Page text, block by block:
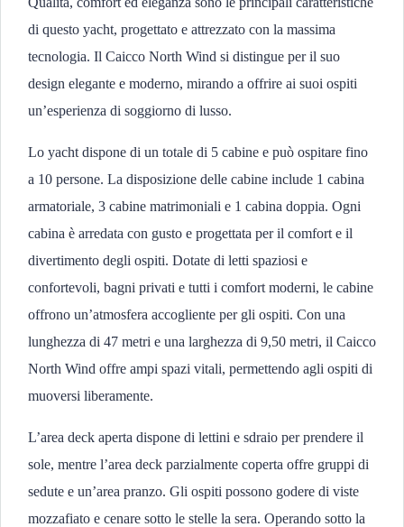
di questo yacht, progettato e attrezzato con la massima
tecnologia. Il Caicco North Wind si distingue per il suo
design elegante e moderno, mirando a offrire ai suoi ospiti
un’esperienza di soggiorno di lusso.
Lo yacht dispone di un totale di 5 cabine e può ospitare fino
a 10 persone. La disposizione delle cabine include 1 cabina
armatoriale, 3 cabine matrimoniali e 1 cabina doppia. Ogni
cabina è arredata con gusto e progettata per il comfort e il
divertimento degli ospiti. Dotate di letti spaziosi e
confortevoli, bagni privati e tutti i comfort moderni, le cabine
offrono un’atmosfera accogliente per gli ospiti. Con una
lunghezza di 47 metri e una larghezza di 9,50 metri, il Caicco
North Wind offre ampi spazi vitali, permettendo agli ospiti di
muoversi liberamente.
L’area deck aperta dispone di lettini e sdraio per prendere il
sole, mentre l’area deck parzialmente coperta offre gruppi di
sedute e un’area pranzo. Gli ospiti possono godere di viste
mozzafiato e cenare sotto le stelle la sera. Operando sotto la